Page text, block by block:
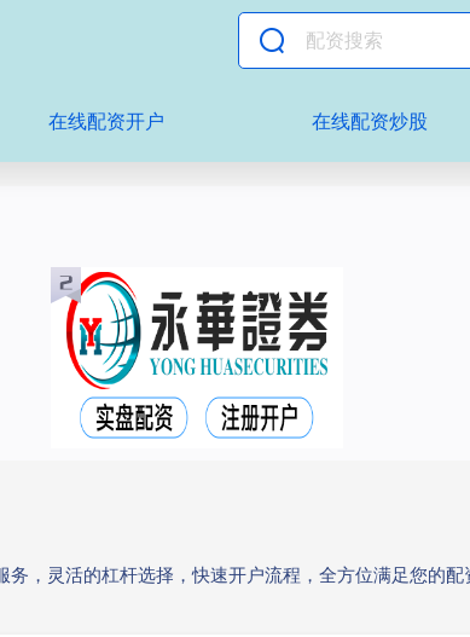
在线配资开户 在线配资炒股
，灵活的杠杆选择，快速开户流程，全方位满足您的配